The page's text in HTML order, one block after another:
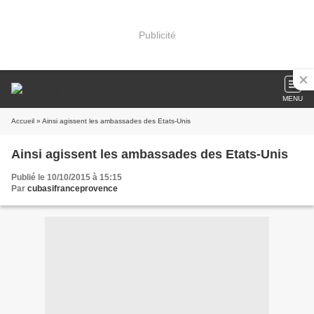
Publicité
MENU
Accueil » Ainsi agissent les ambassades des Etats-Unis
Ainsi agissent les ambassades des Etats-Unis
Publié le 10/10/2015 à 15:15
Par cubasifranceprovence